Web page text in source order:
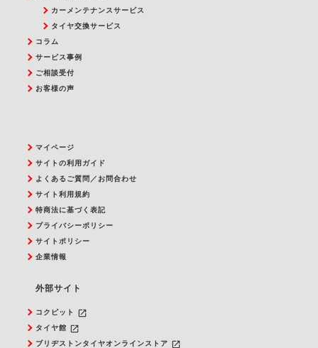
カーメンテナンスサービス
タイヤ交換サービス
コラム
サービス事例
ご相談受付
お客様の声
マイページ
サイトの利用ガイド
よくあるご質問／お問合わせ
サイト利用規約
特商法に基づく表記
プライバシーポリシー
サイトポリシー
企業情報
外部サイト
コクピット launch
タイヤ館 launch
ブリヂストンタイヤオンラインストア launch